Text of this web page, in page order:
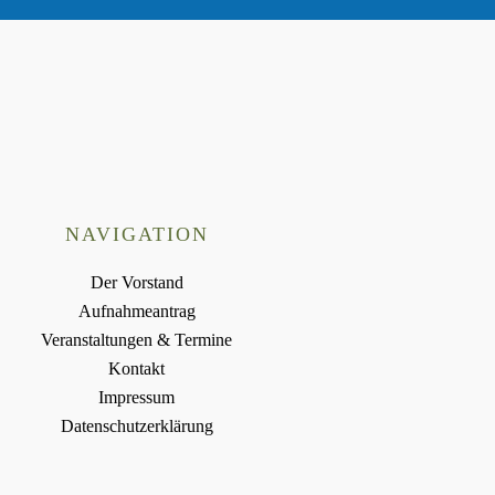
NAVIGATION
Der Vorstand
Aufnahmeantrag
Veranstaltungen & Termine
Kontakt
Impressum
Datenschutzerklärung